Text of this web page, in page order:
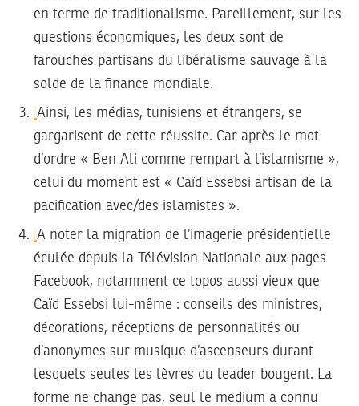
en terme de traditionalisme. Pareillement, sur les
questions économiques, les deux sont de
farouches partisans du libéralisme sauvage à la
solde de la finance mondiale.
Ainsi, les médias, tunisiens et étrangers, se
gargarisent de cette réussite. Car après le mot
d’ordre « Ben Ali comme rempart à l’islamisme »,
celui du moment est « Caïd Essebsi artisan de la
pacification avec/des islamistes ».
A noter la migration de l’imagerie présidentielle
éculée depuis la Télévision Nationale aux pages
Facebook, notamment ce topos aussi vieux que
Caïd Essebsi lui-même : conseils des ministres,
décorations, réceptions de personnalités ou
d’anonymes sur musique d’ascenseurs durant
lesquels seules les lèvres du leader bougent. La
forme ne change pas, seul le medium a connu